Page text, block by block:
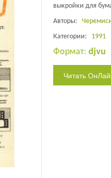
выкройки для
Авторы:
Категории: 1991
Формат: djvu